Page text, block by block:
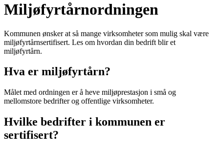
Miljøfyrtårnordningen
Kommunen ønsker at så mange virksomheter som mulig skal være
miljøfyrtårnsertifisert. Les om hvordan din bedrift blir et
miljøfyrtårn.
Hva er miljøfyrtårn?
Målet med ordningen er å heve miljøprestasjon i små og
mellomstore bedrifter og offentlige virksomheter.
Hvilke bedrifter i kommunen er
sertifisert?